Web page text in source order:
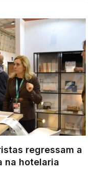
regressam a
na hotelaria